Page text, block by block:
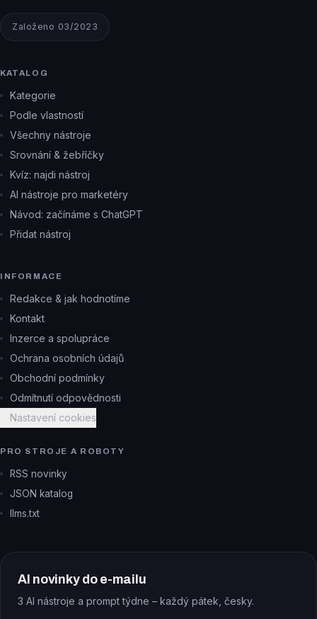
Založeno 03/2023
KATALOG
Kategorie
Podle vlastností
Všechny nástroje
Srovnání & žebříčky
Kvíz: najdi nástroj
AI nástroje pro marketéry
Návod: začínáme s ChatGPT
Přidat nástroj
INFORMACE
Redakce & jak hodnotíme
Kontakt
Inzerce a spolupráce
Ochrana osobních údajů
Obchodní podmínky
Odmítnutí odpovědnosti
Nastavení cookies
PRO STROJE A ROBOTY
RSS novinky
JSON katalog
llms.txt
AI novinky do e-mailu
3 AI nástroje a prompt týdne – každý pátek, česky.